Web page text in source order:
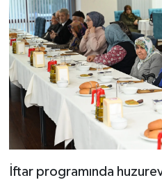
İftar programında
Genel
Politika
YEREL
BÖLGEDEN
BİLİM TEKNOLOJİ